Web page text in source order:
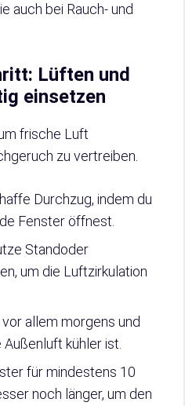
auch bei Rauch- und
Lüften und
einsetzen
frische Luft
zu vertreiben.
Durchzug, indem du
Fenster öffnest.
Standoder
um die Luftzirkulation
allem morgens und
kühler ist.
für mindestens 10
noch länger, um den